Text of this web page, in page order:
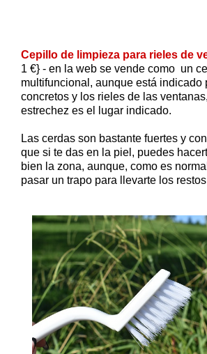
Cepillo de limpieza para rieles de
1 €} - en la web se vende como un
multifuncional, aunque está indicado
concretos y los rieles de las
estrechez es el lugar indicado.
Las cerdas son bastante fuertes y
que si te das en la piel, puedes
bien la zona, aunque, como es
pasar un trapo para llevarte los